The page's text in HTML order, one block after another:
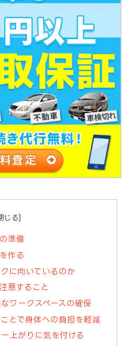
準備
作る
に向いているのか
意すること
ワークスペースの確保
とで身体への負担を軽減
上がりに気を付ける